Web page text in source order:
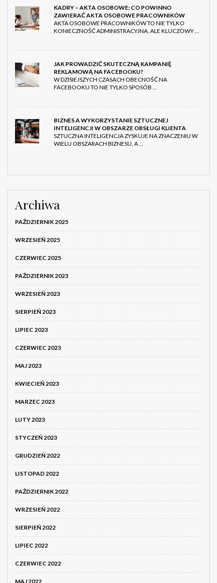
KADRY – AKTA OSOBOWE: CO POWINNO
ZAWIERAĆ AKTA OSOBOWE PRACOWNIKÓW
AKTA OSOBOWE PRACOWNIKÓW TO NIE TYLKO
KONIECZNOŚĆ ADMINISTRACYJNA, ALE KLUCZOWY …
JAK PROWADZIĆ SKUTECZNĄ KAMPANIĘ
REKLAMOWĄ NA FACEBOOKU?
W DZISIEJSZYCH CZASACH OBECNOŚĆ NA
FACEBOOKU TO NIE TYLKO SPOSÓB …
BIZNES A WYKORZYSTANIE SZTUCZNEJ
INTELIGENCJI W OBSZARZE OBSŁUGI KLIENTA
SZTUCZNA INTELIGENCJA ZYSKUJE NA ZNACZENIU W
WIELU OBSZARACH BIZNESU, A …
Archiwa
PAŹDZIERNIK 2025
WRZESIEŃ 2025
CZERWIEC 2025
PAŹDZIERNIK 2023
WRZESIEŃ 2023
SIERPIEŃ 2023
LIPIEC 2023
CZERWIEC 2023
MAJ 2023
KWIECIEŃ 2023
MARZEC 2023
LUTY 2023
STYCZEŃ 2023
GRUDZIEŃ 2022
LISTOPAD 2022
PAŹDZIERNIK 2022
WRZESIEŃ 2022
SIERPIEŃ 2022
LIPIEC 2022
CZERWIEC 2022
MAJ 2022